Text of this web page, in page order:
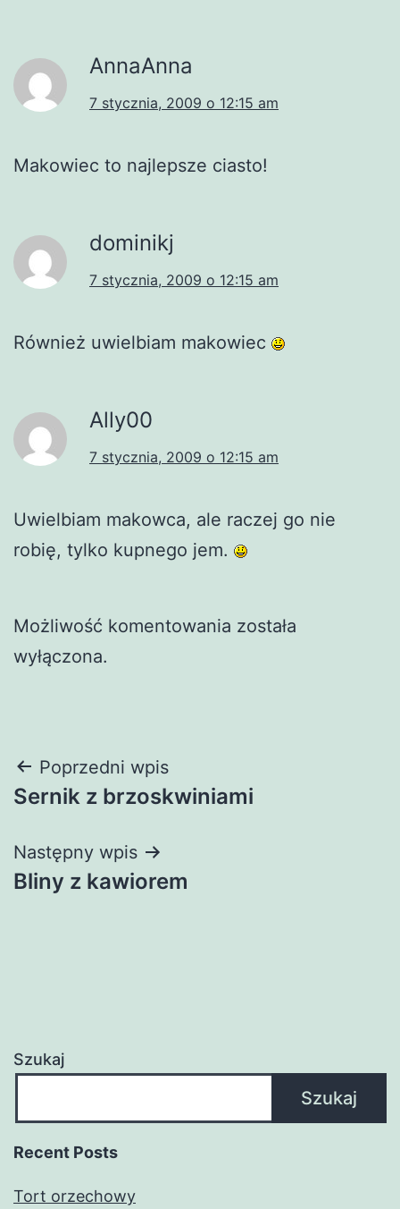
AnnaAnna
7 stycznia, 2009 o 12:15 am
Makowiec to najlepsze ciasto!
dominikj
7 stycznia, 2009 o 12:15 am
Również uwielbiam makowiec
Ally00
7 stycznia, 2009 o 12:15 am
Uwielbiam makowca, ale raczej go nie
robię, tylko kupnego jem.
Możliwość komentowania została
wyłączona.
Nawigacja
wpisu
Poprzedni wpis
Sernik z brzoskwiniami
Następny wpis
Bliny z kawiorem
Szukaj
Szukaj
Recent Posts
Tort orzechowy